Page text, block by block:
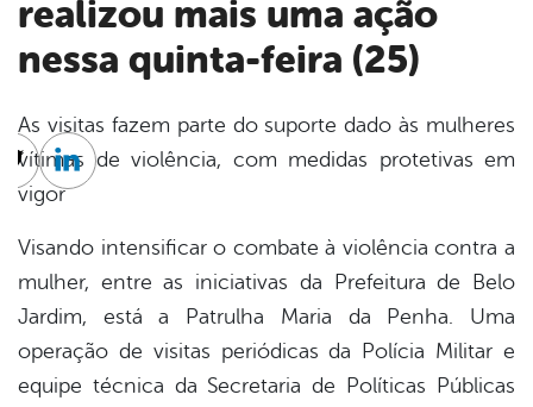
realizou mais uma ação
nessa quinta-feira (25)
As visitas fazem parte do suporte dado às mulheres
vítimas de violência, com medidas protetivas em
vigor
Visando intensificar o combate à violência contra a
mulher, entre as iniciativas da Prefeitura de Belo
Jardim, está a Patrulha Maria da Penha. Uma
operação de visitas periódicas da Polícia Militar e
equipe técnica da Secretaria de Políticas Públicas
TwitterLinkedin